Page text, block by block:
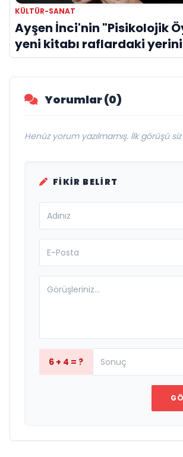
KÜLTÜR-SANAT
Ayşen İnci'nin "Pisikolojik
yeni kitabı raflardaki yerini
Yorumlar (0)
Henüz yorum yazılmamış. İlk görüşü
FIKIR BELIRT
6 + 4 = ?